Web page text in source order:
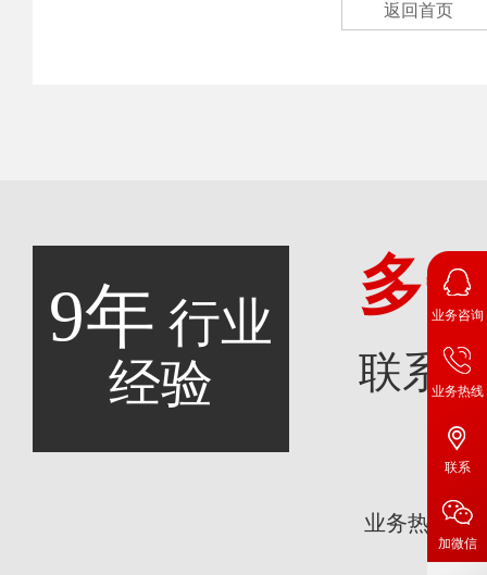
返回首页
9年 行业
经验
多
联系
业务热线：
业务咨询
业务热线
联系
加微信